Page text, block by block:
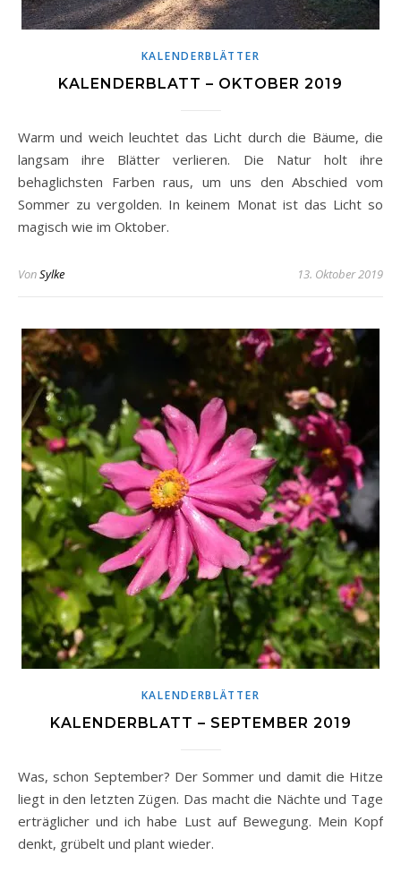
KALENDERBLÄTTER
KALENDERBLATT – OKTOBER 2019
Warm und weich leuchtet das Licht durch die Bäume, die
langsam ihre Blätter verlieren. Die Natur holt ihre
behaglichsten Farben raus, um uns den Abschied vom
Sommer zu vergolden. In keinem Monat ist das Licht so
magisch wie im Oktober.
VonSylke 13. Oktober 2019
KALENDERBLÄTTER
KALENDERBLATT – SEPTEMBER 2019
Was, schon September? Der Sommer und damit die Hitze
liegt in den letzten Zügen. Das macht die Nächte und Tage
erträglicher und ich habe Lust auf Bewegung. Mein Kopf
denkt, grübelt und plant wieder.